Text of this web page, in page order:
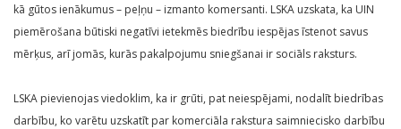
kā gūtos ienākumus – peļņu – izmanto komersanti. LSKA uzskata, ka UIN
piemērošana būtiski negatīvi ietekmēs biedrību iespējas īstenot savus
mērķus, arī jomās, kurās pakalpojumu sniegšanai ir sociāls raksturs.
LSKA pievienojas viedoklim, ka ir grūti, pat neiespējami, nodalīt biedrības
darbību, ko varētu uzskatīt par komerciāla rakstura saimniecisko darbību